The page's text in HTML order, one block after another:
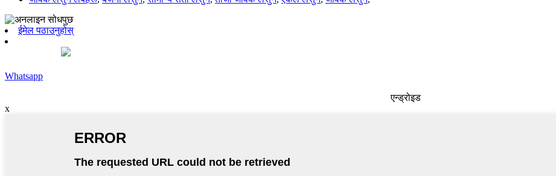
ईमेल पठाउनुहोस्
Whatsapp
एन्ड्रोइड
x